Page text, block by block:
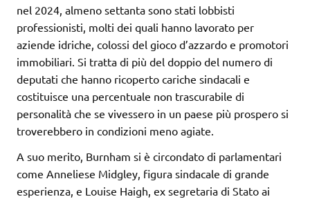
nel 2024, almeno settanta sono stati lobbisti
professionisti, molti dei quali hanno lavorato per
aziende idriche, colossi del gioco d’azzardo e promotori
immobiliari. Si tratta di più del doppio del numero di
deputati che hanno ricoperto cariche sindacali e
costituisce una percentuale non trascurabile di
personalità che se vivessero in un paese più prospero si
troverebbero in condizioni meno agiate.
A suo merito, Burnham si è circondato di parlamentari
come Anneliese Midgley, figura sindacale di grande
esperienza, e Louise Haigh, ex segretaria di Stato ai